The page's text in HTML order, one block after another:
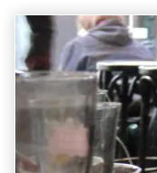
Skip
to
content